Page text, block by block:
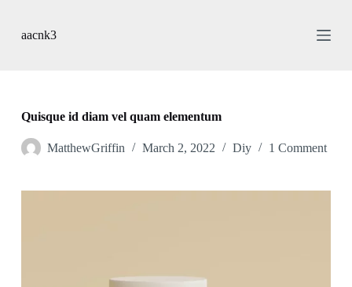
o
aacnk3
Quisque id diam vel quam elementum
MatthewGriffin March 2, 2022 Diy 1 Comment